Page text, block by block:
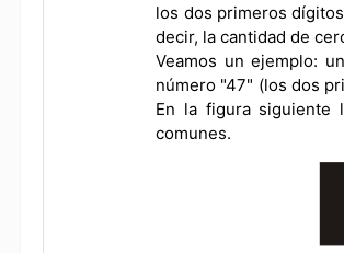
los dos primeros
decir, la cantidad de
Veamos un ejemplo:
número "47" (los dos
En la figura siguiente
comunes.